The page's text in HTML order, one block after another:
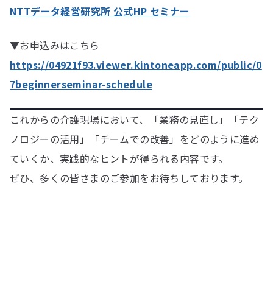
NTTデータ経営研究所 公式HP セミナー
▼お申込みはこちら
https://04921f93.viewer.kintoneapp.com/public/0
7beginnerseminar-schedule
これからの介護現場において、「業務の見直し」「テク
ノロジーの活用」「チームでの改善」をどのように進め
ていくか、実践的なヒントが得られる内容です。
ぜひ、多くの皆さまのご参加をお待ちしております。